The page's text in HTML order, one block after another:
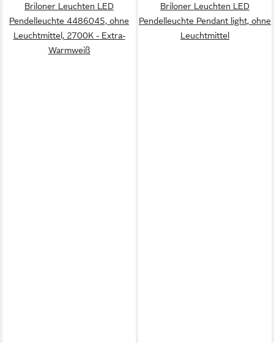
Briloner Leuchten LED
Pendelleuchte 4486045, ohne
Leuchtmittel, 2700K - Extra-
Warmweiß
Briloner Leuchten LED
Pendelleuchte Pendant light, ohne
Leuchtmittel